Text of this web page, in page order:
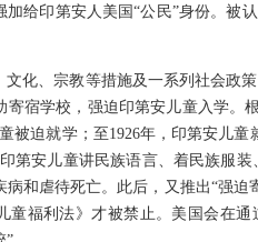
加给印第安人美国“公民”身份。被
文化、宗教等措施及一系列社会政
寄宿学校，强迫印第安儿童入学
被迫就学；至1926年，印第安儿
第安儿童讲民族语言、着民族服
和虐待死亡。此后，又推出“强
童福利法》才被禁止。美国会在